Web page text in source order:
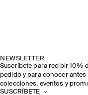
NEWSLETTER
Suscríbete para recibir 10%
pedido y para conocer antes
colecciones, eventos y
SUSCRÍBETE